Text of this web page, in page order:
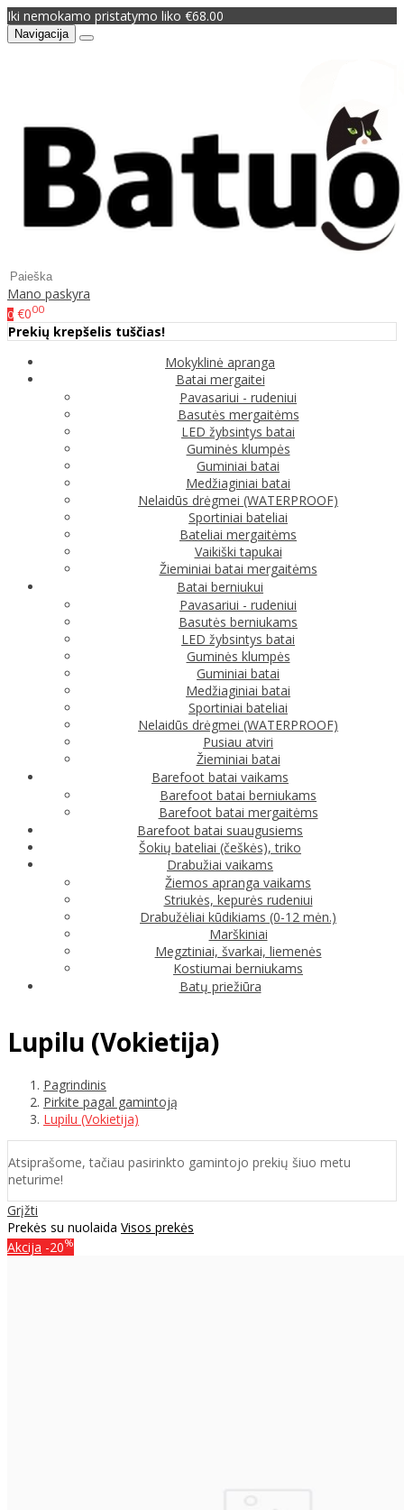
Iki nemokamo pristatymo liko €68.00
Navigacija
Mano paskyra
0 €000
Prekių krepšelis tuščias!
Mokyklinė apranga
Batai mergaitei
Pavasariui - rudeniui
Basutės mergaitėms
LED žybsintys batai
Guminės klumpės
Guminiai batai
Medžiaginiai batai
Nelaidūs drėgmei (WATERPROOF)
Sportiniai bateliai
Bateliai mergaitėms
Vaikiški tapukai
Žieminiai batai mergaitėms
Batai berniukui
Pavasariui - rudeniui
Basutės berniukams
LED žybsintys batai
Guminės klumpės
Guminiai batai
Medžiaginiai batai
Sportiniai bateliai
Nelaidūs drėgmei (WATERPROOF)
Pusiau atviri
Žieminiai batai
Barefoot batai vaikams
Barefoot batai berniukams
Barefoot batai mergaitėms
Barefoot batai suaugusiems
Šokių bateliai (češkės), triko
Drabužiai vaikams
Žiemos apranga vaikams
Striukės, kepurės rudeniui
Drabužėliai kūdikiams (0-12 mėn.)
Marškiniai
Megztiniai, švarkai, liemenės
Kostiumai berniukams
Batų priežiūra
Lupilu (Vokietija)
Pagrindinis
Pirkite pagal gamintoją
Lupilu (Vokietija)
Atsiprašome, tačiau pasirinkto gamintojo prekių šiuo metu
neturime!
Grįžti
Prekės su nuolaida Visos prekės
Akcija -20%